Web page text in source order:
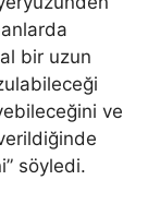
bir uzun
ve
söyledi.